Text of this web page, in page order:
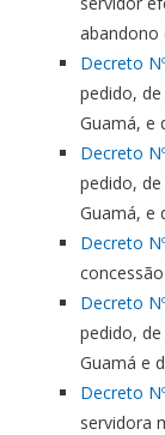
abandono
Decreto
pedido,
Guamá, e
Decreto
pedido,
Guamá, e
Decreto
Decreto
pedido,
Guamá e
Decreto
servidora